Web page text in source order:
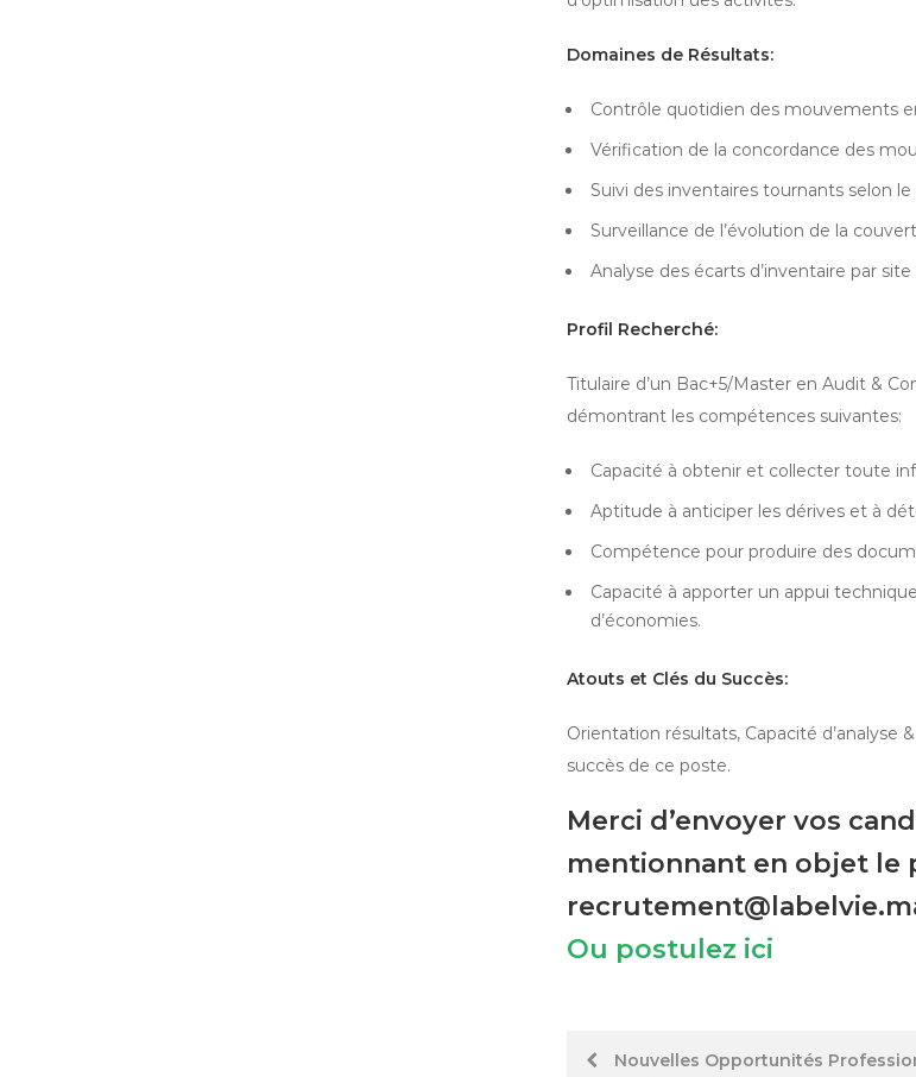
Domaines de Résultats:
Contrôle quotidien des mouvements
Vérification de la concordance des
Suivi des inventaires tournants selon
Surveillance de l’évolution de la
Analyse des écarts d’inventaire par
Profil Recherché:
Titulaire d’un Bac+5/Master en Audit &
démontrant les compétences suivantes:
Capacité à obtenir et collecter toute
Aptitude à anticiper les dérives et à
Compétence pour produire des
Capacité à apporter un appui
d’économies.
Atouts et Clés du Succès:
Orientation résultats, Capacité d’analyse
succès de ce poste.
Merci d’envoyer vos
mentionnant en objet le
Ou postulez ici
PostNouvelles Opportunités